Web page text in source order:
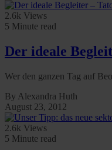
2.6k Views
5 Minute read
Der ideale
Wer den ganzen Tag auf
By Alexandra Huth
August 23, 2012
2.6k Views
5 Minute read